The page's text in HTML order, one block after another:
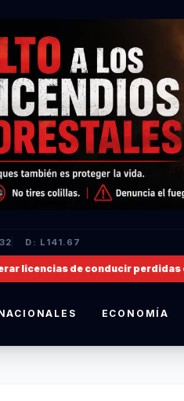
D: L141.67
de conducir perdidas o
ECONOMÍA